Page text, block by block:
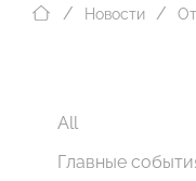
Новости
All
Главные